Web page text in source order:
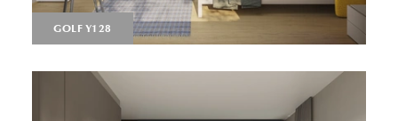
GOLF Y128